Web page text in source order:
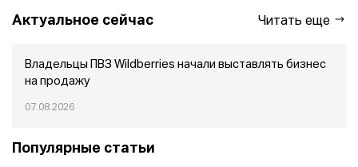
Актуальное сейчас Читать еще
Владельцы ПВЗ Wildberries начали выставлять бизнес
на продажу
07.08.2026
Популярные статьи